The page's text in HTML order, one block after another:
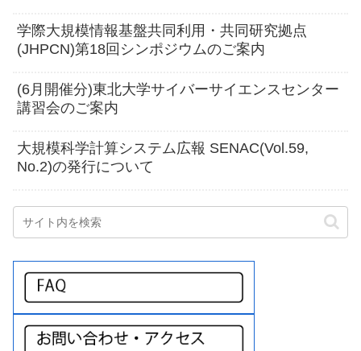
学際大規模情報基盤共同利用・共同研究拠点
(JHPCN)第18回シンポジウムのご案内
(6月開催分)東北大学サイバーサイエンスセンター
講習会のご案内
大規模科学計算システム広報 SENAC(Vol.59,
No.2)の発行について